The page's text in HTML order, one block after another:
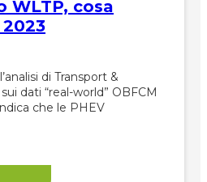
WLTP, cosa
di Transport &
dati “real-world” OBFCM
che le PHEV